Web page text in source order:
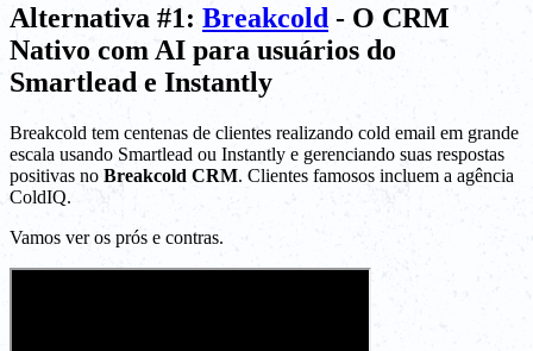
Alternativa #1: Breakcold - O CRM
Nativo com AI para usuários do
Smartlead e Instantly
Breakcold tem centenas de clientes realizando cold email em grande
escala usando Smartlead ou Instantly e gerenciando suas respostas
positivas no Breakcold CRM. Clientes famosos incluem a agência
ColdIQ.
Vamos ver os prós e contras.